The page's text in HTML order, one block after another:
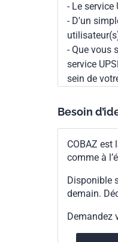
- Le
- D'un
- Que vous
service
sein de
Besoin
COBAZ
comme à
Disponible
demain.
Demandez